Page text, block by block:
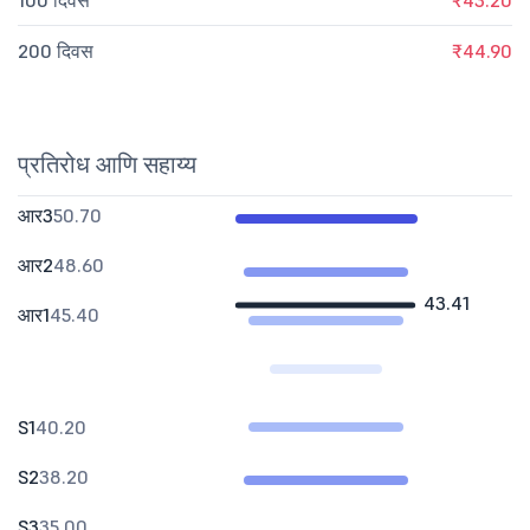
200 दिवस ₹44.90
प्रतिरोध आणि सहाय्य
43.41
आर350.70
आर248.60
आर145.40
S140.20
S238.20